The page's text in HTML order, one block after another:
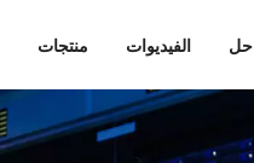
منتجات الفيديوات حل